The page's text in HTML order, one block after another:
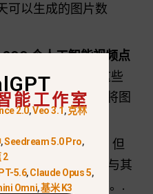
可以生成的图片数
200 个人工智能视频点
以下工具中使用这些
电影）或搅拌器
(将图
听起来似乎很多，但
点数的速度很快。与其
如说它是 “试用版”。.
能工作室
2.0,Veo 3.1,克林
,Seedream 5.0 Pro,
2
5.6,Claude Opus 5,
Omni,基米 K3